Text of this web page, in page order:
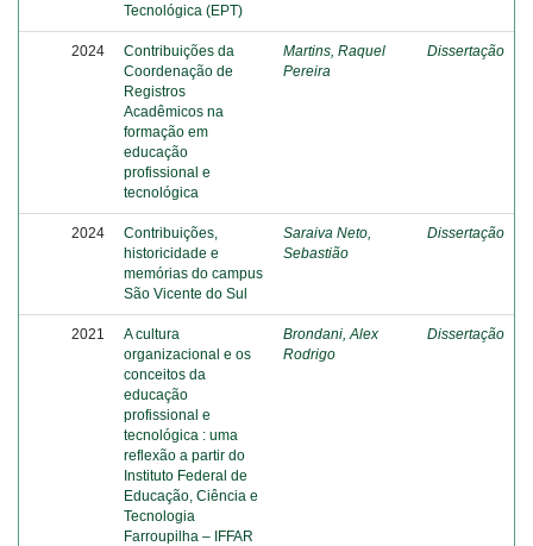
Tecnológica (EPT)
2024
Contribuições da
Coordenação de
Registros
Acadêmicos na
formação em
educação
profissional e
tecnológica
Martins, Raquel
Pereira
Dissertação
2024
Contribuições,
historicidade e
memórias do campus
São Vicente do Sul
Saraiva Neto,
Sebastião
Dissertação
2021
A cultura
organizacional e os
conceitos da
educação
profissional e
tecnológica : uma
reflexão a partir do
Instituto Federal de
Educação, Ciência e
Tecnologia
Farroupilha – IFFAR
Brondani, Alex
Rodrigo
Dissertação